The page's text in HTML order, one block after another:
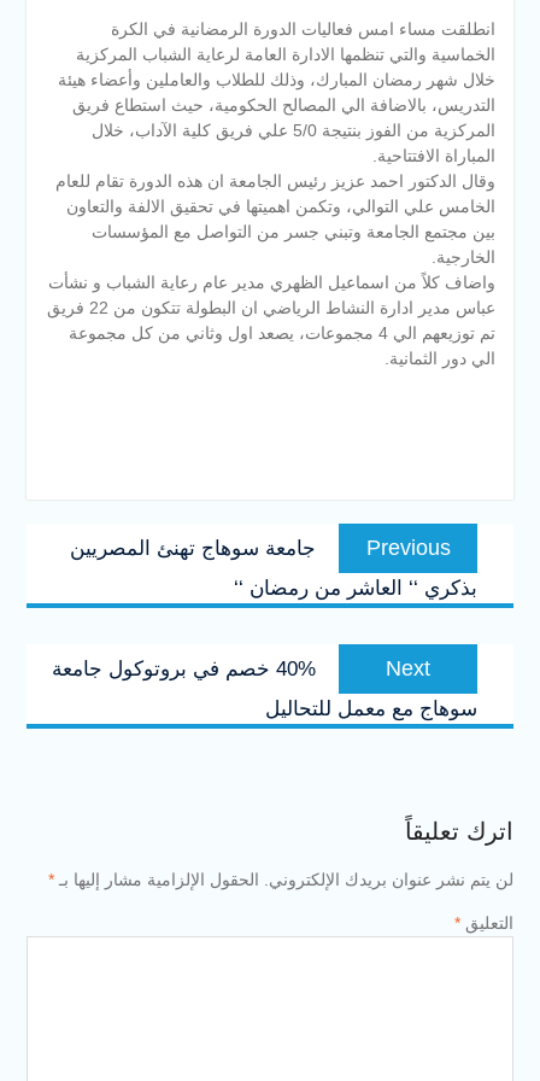
انطلقت مساء امس فعاليات الدورة الرمضانية في الكرة
الخماسية والتي تنظمها الادارة العامة لرعاية الشباب المركزية
خلال شهر رمضان المبارك، وذلك للطلاب والعاملين وأعضاء هيئة
التدريس، بالاضافة الي المصالح الحكومية، حيث استطاع فريق
المركزية من الفوز بنتيجة 5/0 علي فريق كلية الآداب، خلال
المباراة الافتتاحية.
وقال الدكتور احمد عزيز رئيس الجامعة ان هذه الدورة تقام للعام
الخامس علي التوالي، وتكمن اهميتها في تحقيق الالفة والتعاون
بين مجتمع الجامعة وتبني جسر من التواصل مع المؤسسات
الخارجية.
واضاف كلاً من اسماعيل الظهري مدير عام رعاية الشباب و نشأت
عباس مدير ادارة النشاط الرياضي ان البطولة تتكون من 22 فريق
تم توزيعهم الي 4 مجموعات، يصعد اول وثاني من كل مجموعة
الي دور الثمانية.
تصفّح
المقالاتPrevious
Previous
post:
جامعة سوهاج تهنئ المصريين
بذكري ‘‘ العاشر من رمضان ‘‘
Next
post:
40% خصم في بروتوكول جامعة
سوهاج مع معمل للتحاليل
اترك تعليقاً
لن يتم نشر عنوان بريدك الإلكتروني. الحقول الإلزامية مشار إليها بـ *
التعليق *